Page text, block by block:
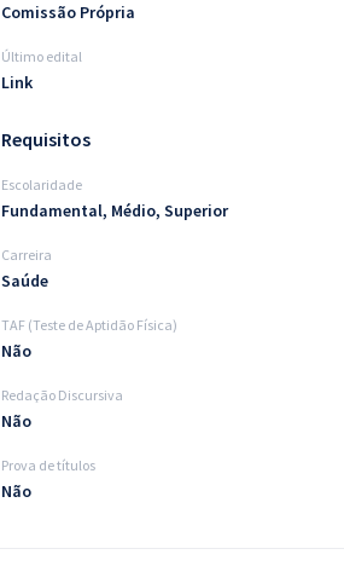
Comissão Própria
Último edital
Link
Requisitos
Escolaridade
Fundamental, Médio, Superior
Carreira
Saúde
TAF (Teste de Aptidão Física)
Não
Redação Discursiva
Não
Prova de títulos
Não